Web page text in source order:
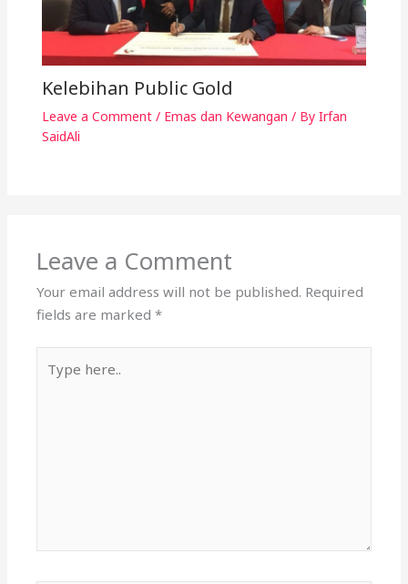
Kelebihan Public Gold
Leave a Comment / Emas dan Kewangan / By Irfan
SaidAli
Leave a Comment
Your email address will not be published. Required
fields are marked*
here..